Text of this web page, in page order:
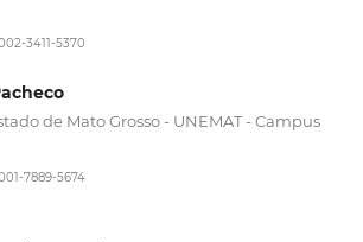
3411-5370
de Mato Grosso - UNEMAT - Campus
7889-5674